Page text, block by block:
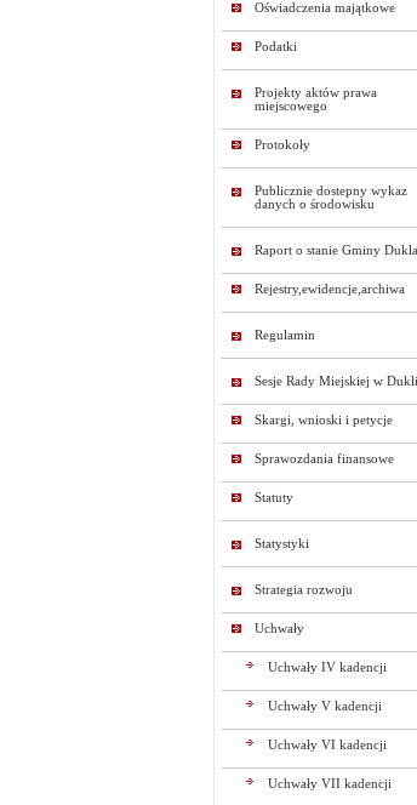
Oświadczenia majątkowe
Podatki
Projekty aktów prawa
miejscowego
Protokoły
Publicznie dostepny wykaz
danych o środowisku
Raport o stanie Gminy Dukla
Rejestry,ewidencje,archiwa
Regulamin
Sesje Rady Miejskiej w Dukli
Skargi, wnioski i petycje
Sprawozdania finansowe
Statuty
Statystyki
Strategia rozwoju
Uchwały
Uchwały IV kadencji
Uchwały V kadencji
Uchwały VI kadencji
Uchwały VII kadencji